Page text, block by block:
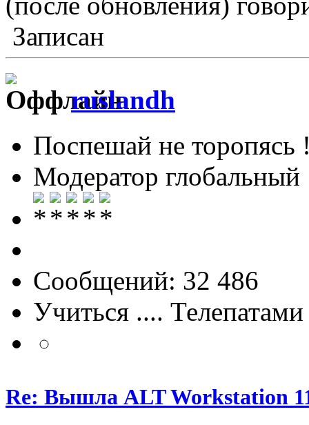
Записан
ruslandh
Поспешай не торопясь
Модератор глобальный
Сообщений: 32 486
Учиться ....
Re: Вышла ALT Workstation